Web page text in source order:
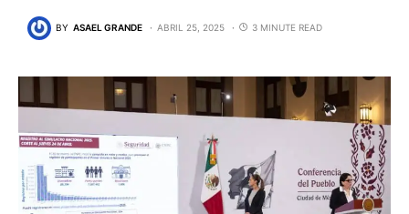
BY ASAEL GRANDE ABRIL 25, 2025 3 MINUTE READ